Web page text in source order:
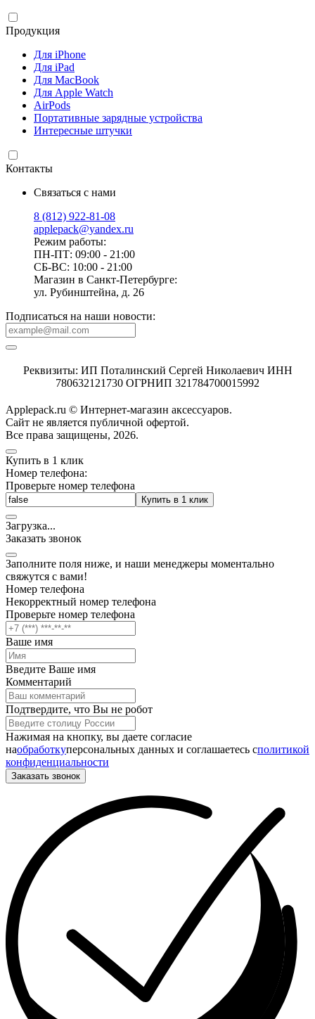
Продукция
Для iPhone
Для iPad
Для MacBook
Для Apple Watch
AirPods
Портативные зарядные устройства
Интересные штучки
Контакты
Связаться с нами
8 (812) 922-81-08
applepack@yandex.ru
Режим работы:
ПН-ПТ: 09:00 - 21:00
СБ-ВС: 10:00 - 21:00
Магазин в Санкт-Петербурге:
ул. Рубинштейна, д. 26
Подписаться на наши новости:
Реквизиты: ИП Поталинский Сергей Николаевич ИНН
780632121730 ОГРНИП 321784700015992
Applepack.ru © Интернет-магазин аксессуаров.
Cайт не является публичной офертой.
Все права защищены, 2026.
Купить в 1 клик
Номер телефона:
Проверьте номер телефона
Купить в 1 клик
Загрузка...
Заказать звонок
Заполните поля ниже, и наши менеджеры моментально
свяжутся с вами!
Номер телефона
Некорректный номер телефона
Проверьте номер телефона
Ваше имя
Введите Ваше имя
Комментарий
Подтвердите, что Вы не робот
Нажимая на кнопку, вы даете согласие
наобработкуперсональных данных и соглашаетесь cполитикой
конфиденциальности
Заказать звонок